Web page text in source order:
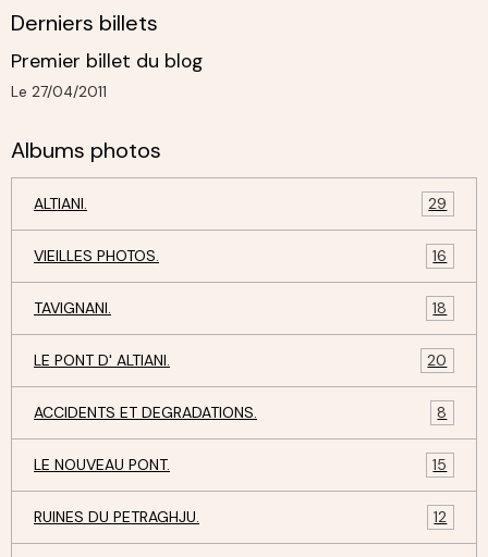
Derniers billets
Premier billet du blog
Le 27/04/2011
Albums photos
ALTIANI. 29
VIEILLES PHOTOS. 16
TAVIGNANI. 18
LE PONT D' ALTIANI. 20
ACCIDENTS ET DEGRADATIONS. 8
LE NOUVEAU PONT. 15
RUINES DU PETRAGHJU. 12